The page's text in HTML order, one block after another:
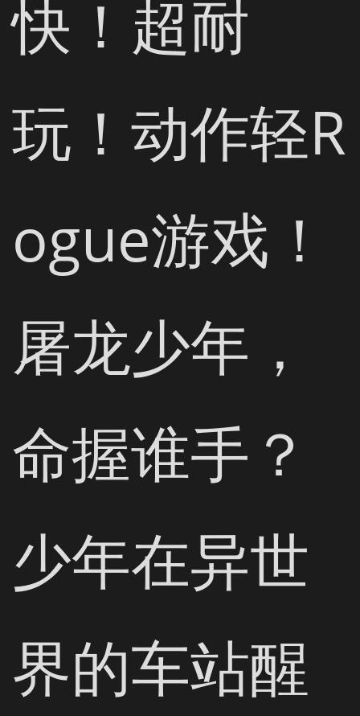
快！超耐
玩！动作轻R
ogue游戏！
屠龙少年，
命握谁手？
少年在异世
界的车站醒